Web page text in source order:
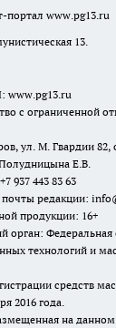
портал www.pg13.ru
13.
www.pg13.ru
с ограниченной
ул. М. Гвардии 82,
Е.В.
937 443 83 63
редакции:
продукции: 16+
орган:
технологий и
средств
2016 года.
на данном